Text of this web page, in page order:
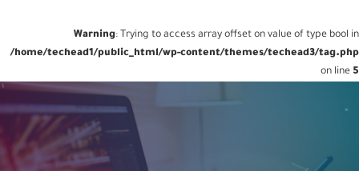
Warning: Trying to access array offset on value of type bool in
/home/techead1/public_html/wp-content/themes/techead3/tag.php
on line 5